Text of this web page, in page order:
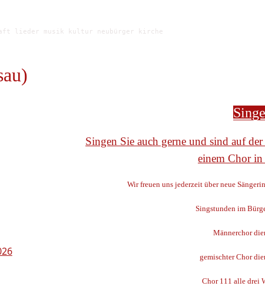
lieder musik kultur neubürger kirche
Singen Sie auch gerne und sind auf
einem Chor in
Wir freuen uns jederzeit über neue
Singstunden im
Männerchor
gemischter Chor
Chor 111 alle drei